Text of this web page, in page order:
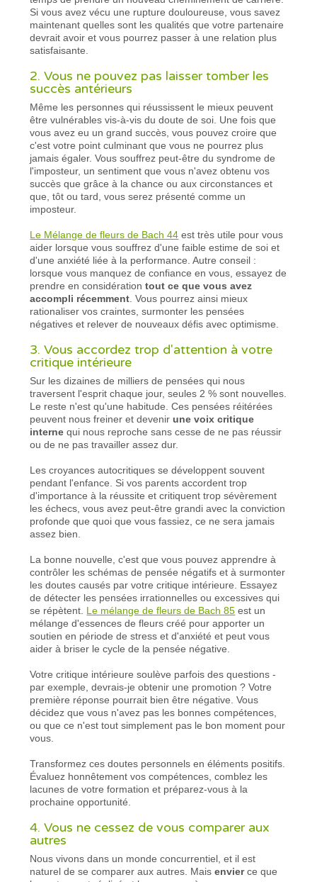
Si vous avez vécu une rupture douloureuse, vous savez
maintenant quelles sont les qualités que votre partenaire
devrait avoir et vous pourrez passer à une relation plus
satisfaisante.
2. Vous ne pouvez pas laisser tomber les
succès antérieurs
Même les personnes qui réussissent le mieux peuvent
être vulnérables vis-à-vis du doute de soi. Une fois que
vous avez eu un grand succès, vous pouvez croire que
c'est votre point culminant que vous ne pourrez plus
jamais égaler. Vous souffrez peut-être du syndrome de
l'imposteur, un sentiment que vous n'avez obtenu vos
succès que grâce à la chance ou aux circonstances et
que, tôt ou tard, vous serez présenté comme un
imposteur.
Le Mélange de fleurs de Bach 44 est très utile pour vous
aider lorsque vous souffrez d'une faible estime de soi et
d'une anxiété liée à la performance. Autre conseil :
lorsque vous manquez de confiance en vous, essayez de
prendre en considérationtout ce que vous avez
accompli récemment . Vous pourrez ainsi mieux
rationaliser vos craintes, surmonter les pensées
négatives et relever de nouveaux défis avec optimisme.
3. Vous accordez trop d'attention à votre
critique intérieure
Sur les dizaines de milliers de pensées qui nous
traversent l'esprit chaque jour, seules 2 % sont nouvelles.
Le reste n'est qu'une habitude. Ces pensées réitérées
peuvent nous freiner et devenir une voix critique
interne qui nous reproche sans cesse de ne pas réussir
ou de ne pas travailler assez dur.
Les croyances autocritiques se développent souvent
pendant l'enfance. Si vos parents accordent trop
d'importance à la réussite et critiquent trop sévèrement
les échecs, vous avez peut-être grandi avec la conviction
profonde que quoi que vous fassiez, ce ne sera jamais
assez bien.
La bonne nouvelle, c'est que vous pouvez apprendre à
contrôler les schémas de pensée négatifs et à surmonter
les doutes causés par votre critique intérieure. Essayez
de détecter les pensées irrationnelles ou excessives qui
se répètent. Le mélange de fleurs de Bach 85 est un
mélange d'essences de fleurs créé pour apporter un
soutien en période de stress et d'anxiété et peut vous
aider à briser le cycle de la pensée négative.
Votre critique intérieure soulève parfois des questions -
par exemple, devrais-je obtenir une promotion ? Votre
première réponse pourrait bien être négative. Vous
décidez que vous n'avez pas les bonnes compétences,
ou que ce n'est tout simplement pas le bon moment pour
vous.
Transformez ces doutes personnels en éléments positifs.
Évaluez honnêtement vos compétences, comblez les
lacunes de votre formation et préparez-vous à la
prochaine opportunité.
4. Vous ne cessez de vous comparer aux
autres
Nous vivons dans un monde concurrentiel, et il est
naturel de se comparer aux autres. Maisenvierce que